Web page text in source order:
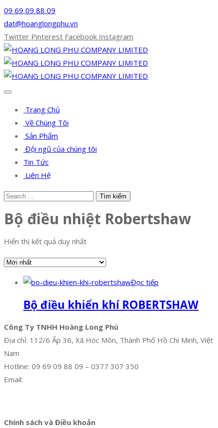
09 69 09 88 09
dat@hoanglongphu.vn
Twitter Pinterest Facebook Instagram
Trang Chủ
Về Chúng Tôi
Sản Phẩm
Đội ngũ của chúng tôi
Tin Tức
Liên Hệ
Bộ điều nhiệt Robertshaw
Hiển thị kết quả duy nhất
Đọc tiếp
Bộ điều khiển khí ROBERTSHAW
Công Ty TNHH Hoàng Long Phú
Địa chỉ: 112/6 Ấp 36, Xã Hóc Môn, Thành Phố Hồ Chí Minh, Việt
Nam
Hotline: 09 69 09 88 09 – 0377 307 350
Email:
Chính sách và Điều khoản